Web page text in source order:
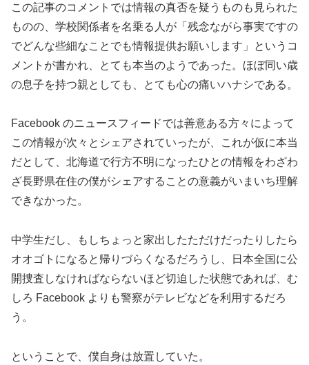
この記事のコメントでは情報の真否を疑うものも見られた
ものの、学校関係者を名乗る人が「残念ながら事実ですの
でどんな些細なことでも情報提供お願いします」というコ
メントが書かれ、とても本当のようであった。ほぼ同い歳
の息子を持つ親としても、とても心の痛いハナシである。
Facebook のニュースフィードでは善意ある方々によって
この情報が次々とシェアされていったが、これが仮に本当
だとして、北海道で行方不明になったひとの情報をわざわ
ざ長野県在住の僕がシェアすることの意義がいまいち理解
できなかった。
中学生だし、もしちょっと家出したただけだったりしたら
オオゴトになると帰りづらくなるだろうし、日本全国に公
開捜査しなければならないほど切迫した状態であれば、む
しろ Facebook よりも警察がテレビなどを利用するだろ
う。
ということで、僕自身は放置していた。